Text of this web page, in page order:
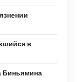
в
Биньямина